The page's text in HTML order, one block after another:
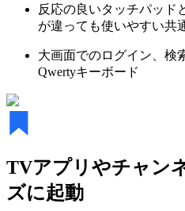
反応の良いタッチパッド
が違っても使いやすい共
大画面でのログイン、検
Qwertyキーボード
TVアプリやチャン
ズに起動